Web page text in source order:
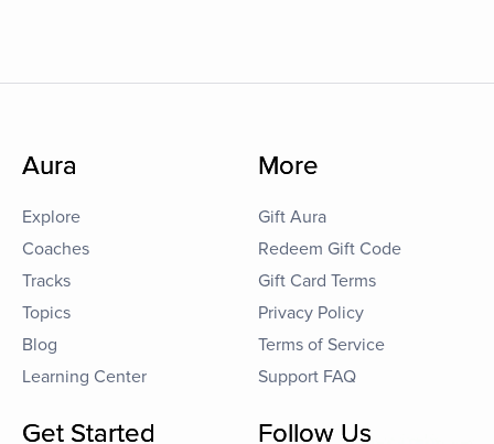
Aura
Explore
Coaches
Tracks
Topics
Blog
Learning Center
More
Gift Aura
Redeem Gift Code
Gift Card Terms
Privacy Policy
Terms of Service
Support FAQ
Get Started Follow Us